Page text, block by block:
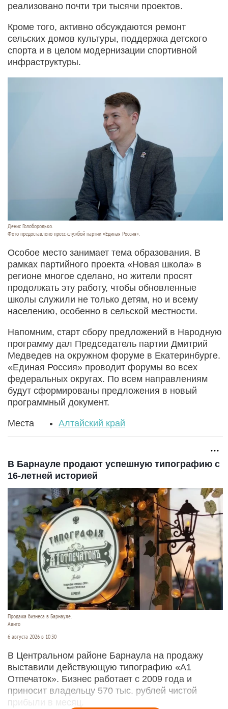
реализовано почти три тысячи проектов.
Кроме того, активно обсуждаются ремонт
сельских домов культуры, поддержка детского
спорта и в целом модернизации спортивной
инфраструктуры.
Денис Голобородько.
Фото предоставлено пресс-службой партии «Единая Россия».
Особое место занимает тема образования. В
рамках партийного проекта «Новая школа» в
регионе многое сделано, но жители просят
продолжать эту работу, чтобы обновленные
школы служили не только детям, но и всему
населению, особенно в сельской местности.
Напомним, старт сбору предложений в Народную
программу дал Председатель партии Дмитрий
Медведев на окружном форуме в Екатеринбурге.
«Единая Россия» проводит форумы во всех
федеральных округах. По всем направлениям
будут сформированы предложения в новый
программный документ.
Места Алтайский край
В Барнауле продают успешную типографию с
16-летней историей
Продажа бизнеса в Барнауле.
Авито
6 августа 2026 в 10:30
В Центральном районе Барнаула на продажу
выставили действующую типографию «А1
Отпечаток». Бизнес работает с 2009 года и
приносит владельцу 570 тыс. рублей чистой
прибыли в месяц.